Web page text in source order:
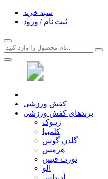
سبد خرید
ثبت نام / ورود
کفش ورزشی
برندهای کفش ورزشی
ریبوک
کلمبیا
گلدن گوس
هرمس
نورث فیس
الو
آدیداس